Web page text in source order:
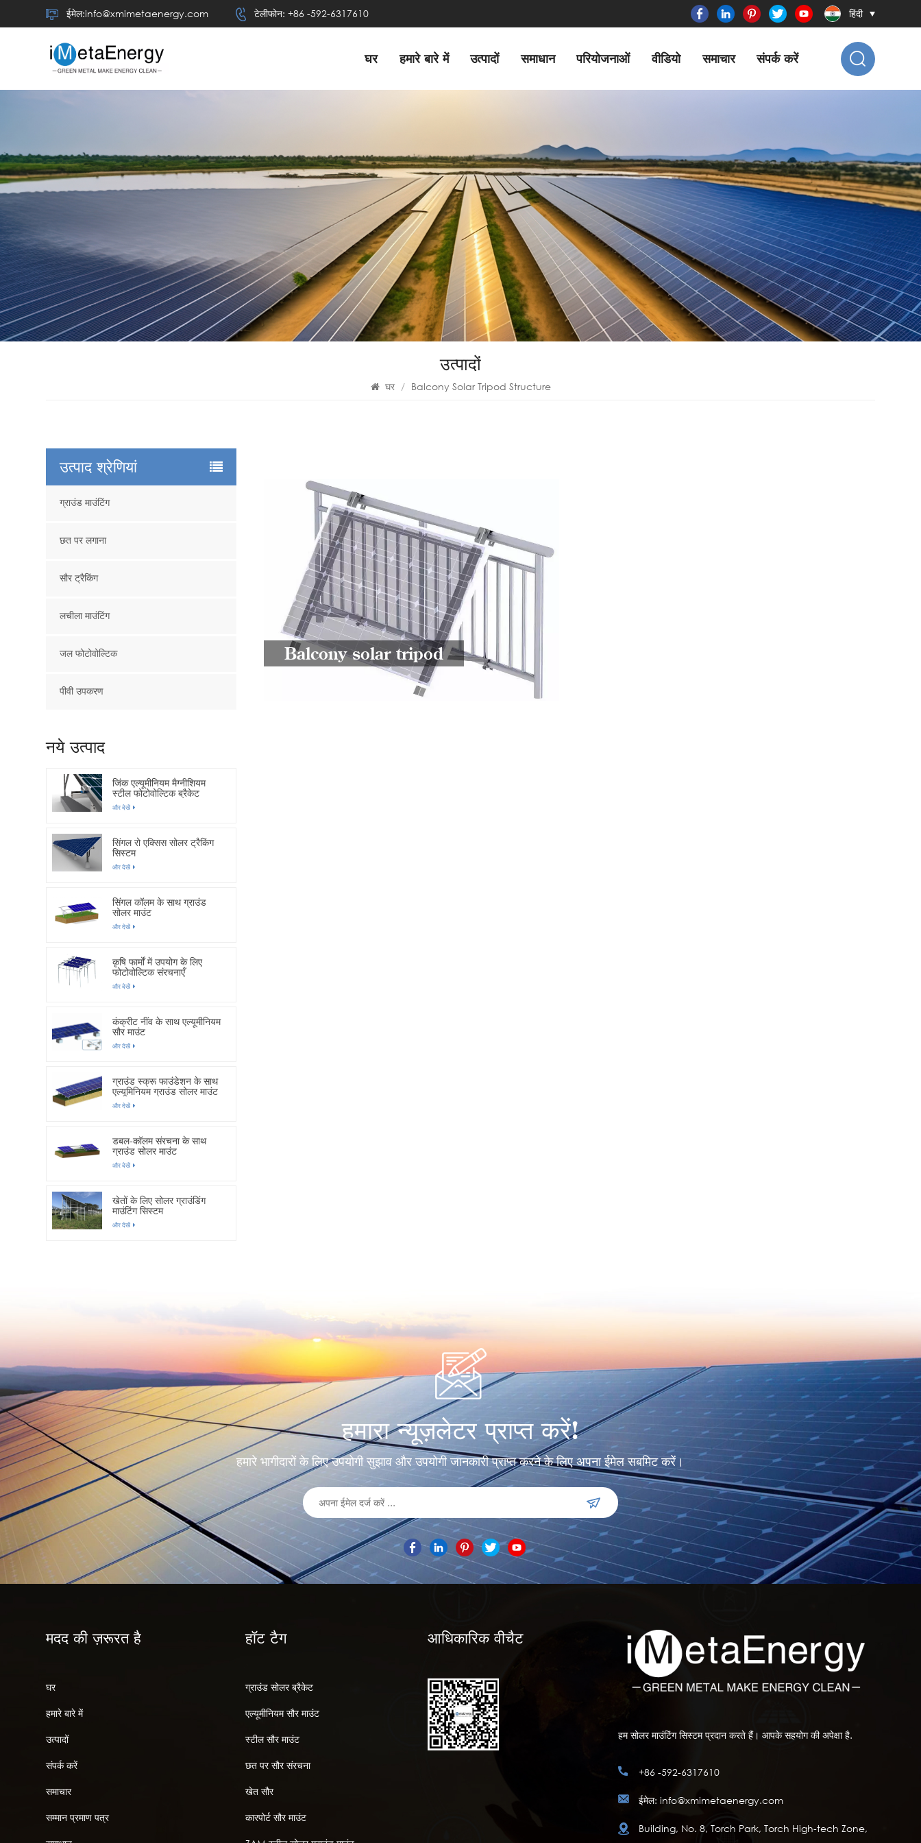
ईमेल:info@xmimetaenergy.com टेलीफोन: +86 -592-6317610 हिंदी
घर हमारे बारे में उत्पादों समाधान परियोजनाओं वीडियो समाचार संपर्क करें
उत्पादों
घर / Balcony Solar Tripod Structure
Balcony solar tripod
उत्पाद श्रेणियां
ग्राउंड माउंटिंग
छत पर लगाना
सौर ट्रैकिंग
लचीला माउंटिंग
जल फोटोवोल्टिक
पीवी उपकरण
नये उत्पाद
जिंक एल्यूमीनियम मैग्नीशियम
स्टील फोटोवोल्टिक ब्रैकेट
और देखें
सिंगल रो एक्सिस सोलर ट्रैकिंग
सिस्टम
और देखें
सिंगल कॉलम के साथ ग्राउंड
सोलर माउंट
और देखें
कृषि फार्मों में उपयोग के लिए
फोटोवोल्टिक संरचनाएँ
और देखें
कंक्रीट नींव के साथ एल्यूमीनियम
सौर माउंट
और देखें
ग्राउंड स्क्रू फाउंडेशन के साथ
एल्यूमिनियम ग्राउंड सोलर माउंट
और देखें
डबल-कॉलम संरचना के साथ
ग्राउंड सोलर माउंट
और देखें
खेतों के लिए सोलर ग्राउंडिंग
माउंटिंग सिस्टम
और देखें
हमारा न्यूज़लेटर प्राप्त करें!
हमारे भागीदारों के लिए उपयोगी सुझाव और उपयोगी जानकारी प्राप्त करने के लिए अपना ईमेल सबमिट करें।
मदद की ज़रूरत है
घर
हमारे बारे में
उत्पादों
संपर्क करें
समाचार
सम्मान प्रमाण पत्र
हॉट टैग
ग्राउंड सोलर ब्रैकेट
एल्यूमीनियम सौर माउंट
स्टील सौर माउंट
छत पर सौर संरचना
खेत सौर
कारपोर्ट सौर माउंट
आधिकारिक वीचैट
हम सोलर माउंटिंग सिस्टम प्रदान करते हैं। आपके सहयोग की अपेक्षा है.
+86 -592-6317610
ईमेल: info@xmimetaenergy.com
Building, No. 8, Torch Park, Torch High-tech Zone,